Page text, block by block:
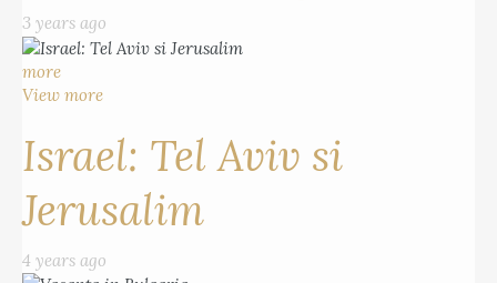
3 years ago
more
View more
Israel: Tel Aviv si
Jerusalim
4 years ago